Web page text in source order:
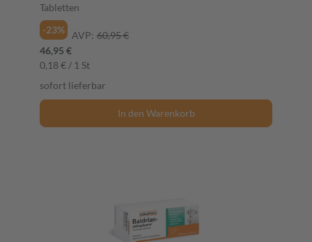
Tabletten
-23%
AVP: 60,95 €
46,95 €
0,18 € / 1 St
sofort lieferbar
In den Warenkorb